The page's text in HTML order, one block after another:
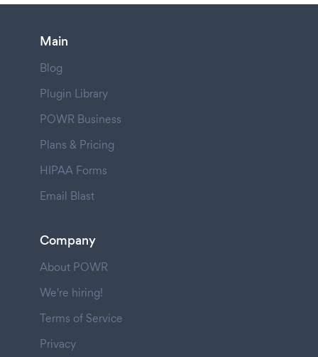
Main
Blog
Plugin Library
POWR Business
Plans & Pricing
HIPAA Forms
Email Blast
Company
About POWR
We're hiring!
Terms of Service
Privacy